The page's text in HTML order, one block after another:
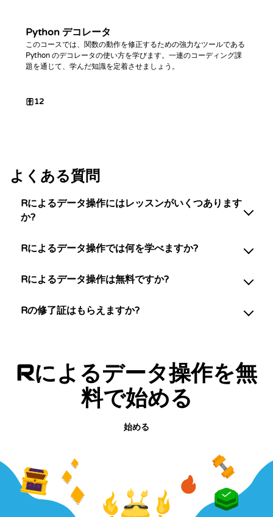
Python デコレータ
このコースでは、関数の動作を修正するための強力なツールである
Python のデコレータの使い方を学びます。一連のコーディング課
題を通じて、学んだ知識を定着させましょう。
12
よくある質問
Rによるデータ操作にはレッスンがいくつあります
か?
Rによるデータ操作では何を学べますか?
Rによるデータ操作は無料ですか?
Rの修了証はもらえますか?
Rによるデータ操作を無
料で始める
始める